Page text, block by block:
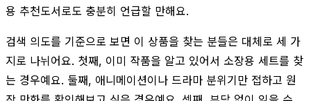
용 추천도서로도 충분히 언급할 만해요.
검색 의도를 기준으로 보면 이 상품을 찾는 분들은 대체로 세 가
지로 나뉘어요. 첫째, 이미 작품을 알고 있어서 소장용 세트를 찾
는 경우예요. 둘째, 애니메이션이나 드라마 분위기만 접하고 원